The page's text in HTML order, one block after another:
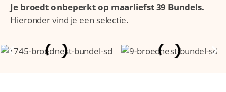
Je broedt onbeperkt op maarliefst 39 Bundels.
Hieronder vind je een selectie.